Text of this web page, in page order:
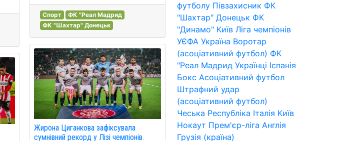
Спорт
ФК "Реал Мадрид
ФК "Шахтар" Донецьк
Жирона Циганкова зафіксувала
сумнівний рекорд у Лізі чемпіонів.
футболу Півзахисник ФК
"Шахтар" Донецьк ФК
"Динамо" Київ Ліга чемпіонів
УЄФА Україна Воротар
(асоціативний футбол) ФК
"Реал Мадрид Українці Іспанія
Бокс Асоціативний футбол
Штрафний удар
(асоціативний футбол)
Чеська Республіка Італія Київ
Нокаут Прем'єр-ліга Англія
Грузія (країна)